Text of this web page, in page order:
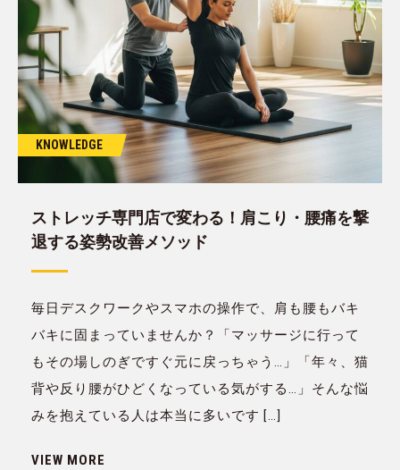
KNOWLEDGE
ストレッチ専門店で変わる！肩こり・腰痛を撃
退する姿勢改善メソッド
毎日デスクワークやスマホの操作で、肩も腰もバキ
バキに固まっていませんか？「マッサージに行って
もその場しのぎですぐ元に戻っちゃう…」「年々、猫
背や反り腰がひどくなっている気がする…」そんな悩
みを抱えている人は本当に多いです […]
VIEW MORE